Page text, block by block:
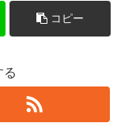
コピー
る